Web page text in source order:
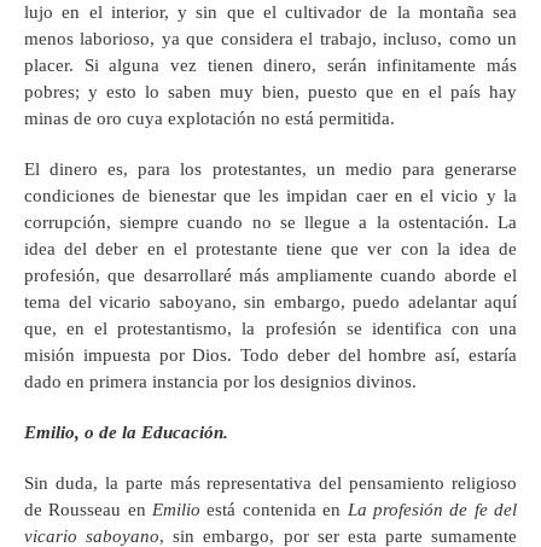
lujo en el interior, y sin que el cultivador de la montaña sea
menos laborioso, ya que considera el trabajo, incluso, como un
placer. Si alguna vez tienen dinero, serán infinitamente más
pobres; y esto lo saben muy bien, puesto que en el país hay
minas de oro cuya explotación no está permitida.
El dinero es, para los protestantes, un medio para generarse
condiciones de bienestar que les impidan caer en el vicio y la
corrupción, siempre cuando no se llegue a la ostentación. La
idea del deber en el protestante tiene que ver con la idea de
profesión, que desarrollaré más ampliamente cuando aborde el
tema del vicario saboyano, sin embargo, puedo adelantar aquí
que, en el protestantismo, la profesión se identifica con una
misión impuesta por Dios. Todo deber del hombre así, estaría
dado en primera instancia por los designios divinos.
Emilio, o de la Educación.
Sin duda, la parte más representativa del pensamiento religioso
de Rousseau en Emilio está contenida en La profesión de fe del
vicario saboyano, sin embargo, por ser esta parte sumamente